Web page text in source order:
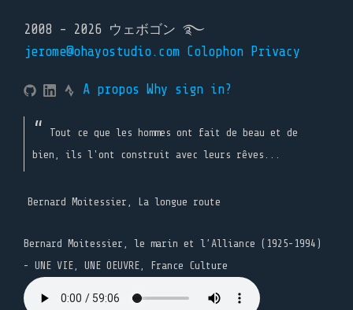
2008 - 2026 ウェボゴン ࿐
jerome@ohayostudio.com Colophon Privacy
A propos Why sign in?
Tout ce que les hommes ont fait de beau et de
bien, ils l'ont construit avec leurs rêves...
Bernard Moitessier, La longue route
Bernard Moitessier, le marin et l’Alliance (1925-1994)
- UNE VIE, UNE OEUVRE, France Culture